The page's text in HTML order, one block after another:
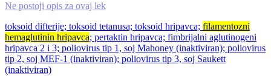
Ne postoji opis za ovaj lek
toksoid difterije; toksoid tetanusa; toksoid hripavca; filamentozni
hemaglutinin hripavca; pertaktin hripavca; fimbrijalni aglutinogeni
hripavca 2 i 3; poliovirus tip 1, soj Mahoney (inaktiviran); poliovirus
tip 2, soj MEF-1 (inaktiviran); poliovirus tip 3, soj Saukett
(inaktiviran)